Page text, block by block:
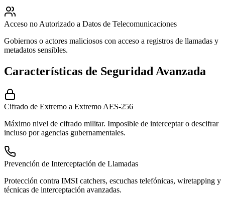
Acceso no Autorizado a Datos de Telecomunicaciones
Gobiernos o actores maliciosos con acceso a registros de llamadas y
metadatos sensibles.
Características de Seguridad Avanzada
Cifrado de Extremo a Extremo AES-256
Máximo nivel de cifrado militar. Imposible de interceptar o descifrar
incluso por agencias gubernamentales.
Prevención de Interceptación de Llamadas
Protección contra IMSI catchers, escuchas telefónicas, wiretapping y
técnicas de interceptación avanzadas.